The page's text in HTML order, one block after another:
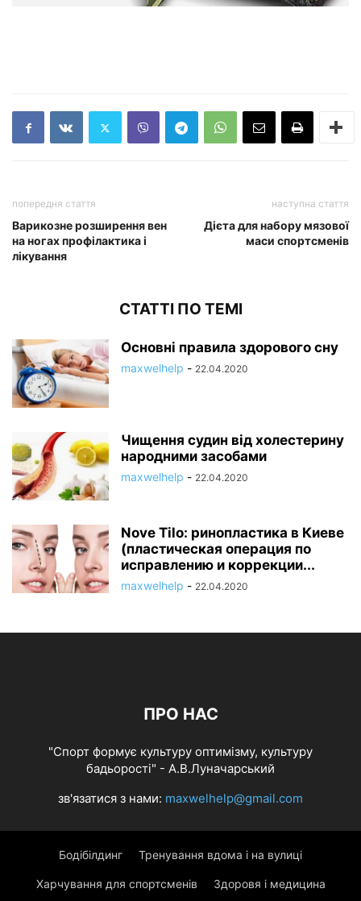
попередня стаття
Варикозне розширення вен
на ногах профілактика і
лікування
наступна стаття
Дієта для набору мязової
маси спортсменів
СТАТТІ ПО ТЕМІ
Основні правила здорового сну
maxwelhelp - 22.04.2020
Чищення судин від холестерину
народними засобами
maxwelhelp - 22.04.2020
Nove Tilo: ринопластика в Киеве
(пластическая операция по
исправлению и коррекции...
maxwelhelp - 22.04.2020
ПРО НАС
"Спорт формує культуру оптимізму, культуру
бадьорості" - А.В.Луначарський
зв'язатися з нами: maxwelhelp@gmail.com
Бодібілдинг Тренування вдома і на вулиці
Харчування для спортсменів Здоровя і медицина